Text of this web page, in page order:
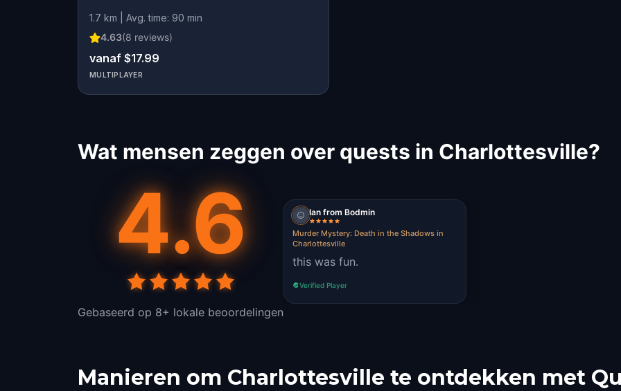
1.7 km | Avg. time: 90 min
4.63(8 reviews)
vanaf $17.99
MULTIPLAYER
Wat mensen zeggen over quests in Charlottesville?
4.6
Gebaseerd op 8+ lokale beoordelingen
Ian from Bodmin
Murder Mystery: Death in the Shadows in
Charlottesville
this was fun.
Verified Player
Manieren om Charlottesville te ontdekken met